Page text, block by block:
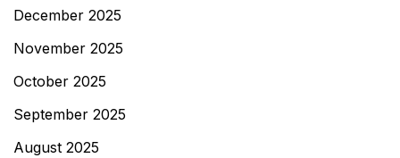
December 2025
November 2025
October 2025
September 2025
August 2025